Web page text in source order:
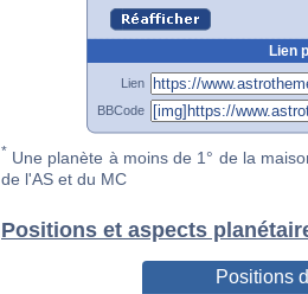
Lien
Lien
BBCode
* Une planète à moins de 1° de la
de l'AS et du MC
Positions et aspects
Positions